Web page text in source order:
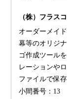
（株）フラス
オーダーメイ
幕等のオリジ
ゴ作成ツール
レーションや
ファイルで保存
小間番号： 13